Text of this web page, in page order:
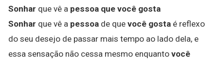
Sonhar que vê a pessoa que você gosta
Sonhar que vê a pessoa de que você gosta é reflexo
do seu desejo de passar mais tempo ao lado dela, e
essa sensação não cessa mesmo enquanto você